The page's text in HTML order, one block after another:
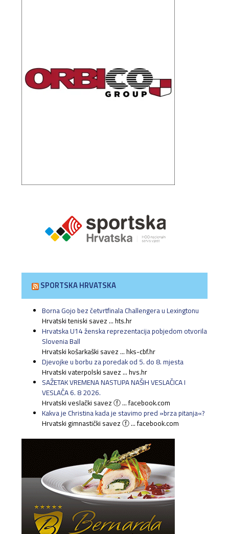
SPORTSKA HRVATSKA
Borna Gojo bez četvrtfinala Challengera u Lexingtonu
Hrvatski teniski savez ... hts.hr
Hrvatska U14 ženska reprezentacija pobjedom otvorila
Slovenia Ball
Hrvatski košarkaški savez ... hks-cbf.hr
Djevojke u borbu za poredak od 5. do 8. mjesta
Hrvatski vaterpolski savez ... hvs.hr
SAŽETAK VREMENA NASTUPA NAŠIH VESLAČICA I
VESLAČA 6. 8 2026.
Hrvatski veslački savez ⓕ ... facebook.com
Kakva je Christina kada je stavimo pred »brza pitanja«?
Hrvatski gimnastički savez ⓕ ... facebook.com